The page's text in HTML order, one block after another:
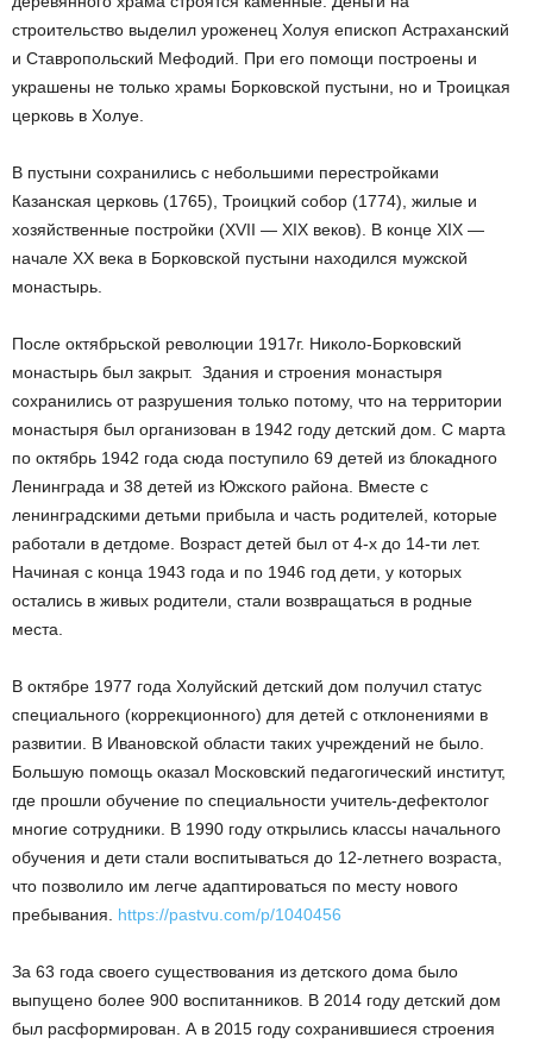
строительство выделил уроженец Холуя епископ Астраханский
и Ставропольский Мефодий. При его помощи построены и
украшены не только храмы Борковской пустыни, но и Троицкая
церковь в Холуе.
В пустыни сохранились с небольшими перестройками
Казанская церковь (1765), Троицкий собор (1774), жилые и
хозяйственные постройки (XVII — XIX веков). В конце XIX —
начале XX века в Борковской пустыни находился мужской
монастырь.
После октябрьской революции 1917г. Николо-Борковский
монастырь был закрыт. Здания и строения монастыря
сохранились от разрушения только потому, что на территории
монастыря был организован в 1942 году детский дом. С марта
по октябрь 1942 года сюда поступило 69 детей из блокадного
Ленинграда и 38 детей из Южского района. Вместе с
ленинградскими детьми прибыла и часть родителей, которые
работали в детдоме. Возраст детей был от 4-х до 14-ти лет.
Начиная с конца 1943 года и по 1946 год дети, у которых
остались в живых родители, стали возвращаться в родные
места.
В октябре 1977 года Холуйский детский дом получил статус
специального (коррекционного) для детей с отклонениями в
развитии. В Ивановской области таких учреждений не было.
Большую помощь оказал Московский педагогический институт,
где прошли обучение по специальности учитель-дефектолог
многие сотрудники. В 1990 году открылись классы начального
обучения и дети стали воспитываться до 12-летнего возраста,
что позволило им легче адаптироваться по месту нового
пребывания. https://pastvu.com/p/1040456
За 63 года своего существования из детского дома было
выпущено более 900 воспитанников. В 2014 году детский дом
был расформирован. А в 2015 году сохранившиеся строения